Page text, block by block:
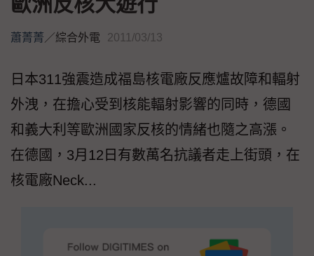
蕭菁菁 ／綜合外電 2011/03/13
日本311強震造成福島核電廠反應爐故障和輻射
外洩，在擔心受到核能輻射影響的同時，德國
和義大利等歐洲國家反核的情緒也隨之高漲。
在德國，3月12日有數萬名抗議者走上街頭，在
核電廠Neck...